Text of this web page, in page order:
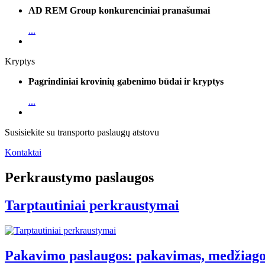
AD REM Group konkurenciniai pranašumai
...
Kryptys
Pagrindiniai krovinių gabenimo būdai ir kryptys
...
Susisiekite su transporto paslaugų atstovu
Kontaktai
Perkraustymo paslaugos
Tarptautiniai perkraustymai
Pakavimo paslaugos: pakavimas,